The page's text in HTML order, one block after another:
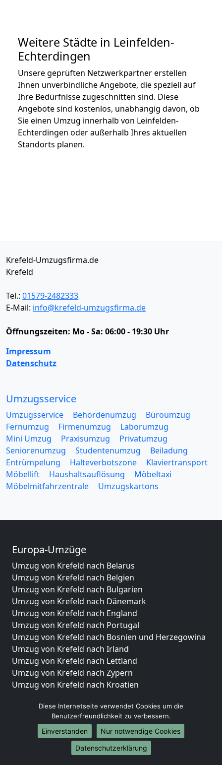
Weitere Städte in Leinfelden-
Echterdingen
Unsere geprüften Netzwerkpartner erstellen
Ihnen unverbindliche Angebote, die speziell auf
Ihre Bedürfnisse zugeschnitten sind. Diese
Angebote sind kostenlos, unabhängig davon, ob
Sie einen Umzug innerhalb von Leinfelden-
Echterdingen oder außerhalb Ihres aktuellen
Standorts planen.
Krefeld-Umzugsfirma.de
Krefeld
Tel.: 01579-2482333
E-Mail: info@krefeld-umzugsfirma.de
Öffnungszeiten: Mo - Sa: 06:00 - 19:30 Uhr
Impressum
Datenschutz
Umzugsservice
Umzugsservice Behördenumzug
Büroumzug
Fernumzug
Firmenumzug
Laborumzug
Mini Umzug
Praxisumzug
Privatumzug
Seniorenumzug
Studentenumzug
Beiladung
Entrümpelung
Halteverbotszone
Klaviertransport
Möbellift
Haushaltsauflösung
Möbeltaxi
Möbelmitfahrzentrale
Umzugskartons
Europa-Umzüge
Umzug von Krefeld nach Belarus
Umzug von Krefeld nach Belgien
Umzug von Krefeld nach Bulgarien
Umzug von Krefeld nach Dänemark
Umzug von Krefeld nach England
Umzug von Krefeld nach Portugal
Umzug von Krefeld nach Bosnien und Herzegowina
Umzug von Krefeld nach Irland
Umzug von Krefeld nach Lettland
Umzug von Krefeld nach Zypern
Umzug von Krefeld nach Kroatien
Umzug von Krefeld nach Finnland
Umzug von Krefeld nach Frankreich
Umzug von Krefeld nach Griechenland
Umzug von Krefeld nach Italien
Umzug von Krefeld nach Liechtenstein
Diese Internetseite verwendet Cookies um die
Benutzerfreundlichkeit zu verbessern.
Einverstanden
Nur notwendige Cookies
Datenschutzerklärung